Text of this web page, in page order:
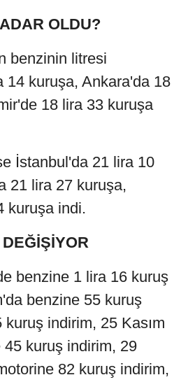
OLDU?
benzinin litresi
14 kuruşa, Ankara'da 18
18 lira 33 kuruşa
İstanbul'da 21 lira 10
21 lira 27 kuruşa,
kuruşa indi.
benzine 1 lira 16 kuruş
benzine 55 kuruş
indirim, 25 Kasım
kuruş indirim, 29
82 kuruş indirim,